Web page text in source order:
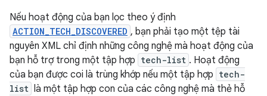
Nếu hoạt động của bạn lọc theo ý định
ACTION_TECH_DISCOVERED , bạn phải tạo một tệp tài
nguyên XML chỉ định những công nghệ mà hoạt động của
bạn hỗ trợ trong một tập hợp tech-list . Hoạt động
của bạn được coi là trùng khớp nếu một tập hợp tech-
list là một tập hợp con của các công nghệ mà thẻ hỗ